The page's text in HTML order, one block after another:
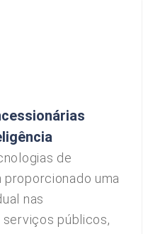
de
uma
nas
públicos,